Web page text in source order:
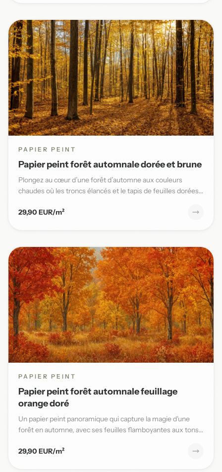
PAPIER PEINT
Papier peint forêt automnale dorée et brune
Plongez au cœur d’une forêt d’automne aux couleurs
chaudes où les troncs élancés et le tapis de feuilles dorées
29,90 EUR/m²
PAPIER PEINT
Papier peint forêt automnale feuillage
orange doré
Un papier peint panoramique qui capture la magie d'une
forêt en automne, avec ses feuilles flamboyantes aux tons
29,90 EUR/m²